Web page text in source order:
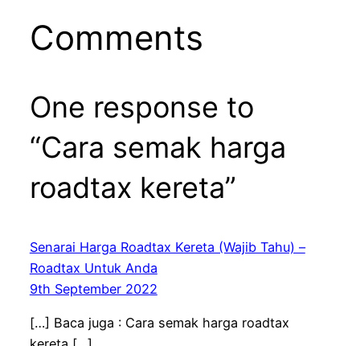
Comments
One response to
“Cara semak harga
roadtax kereta”
Senarai Harga Roadtax Kereta (Wajib Tahu) –
Roadtax Untuk Anda
9th September 2022
[…] Baca juga : Cara semak harga roadtax